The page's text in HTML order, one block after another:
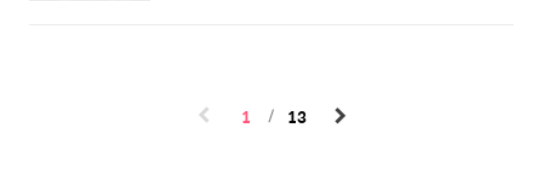
빙샵도 너무 궁금했다. 목차아닐라오와 스쿠버
주 묻는 질문 오키나와 - 푸른 동굴 오키나와의
대표적인 스쿠버다이빙 포인트로, 푸른 빛이 가
1 13